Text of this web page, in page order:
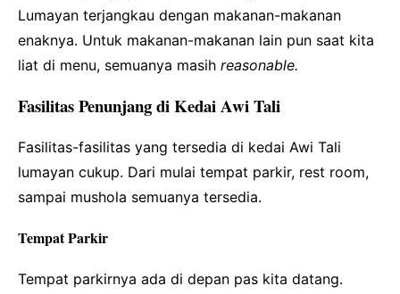
Lumayan terjangkau dengan makanan-makanan
enaknya. Untuk makanan-makanan lain pun saat kita
liat di menu, semuanya masih reasonable.
Fasilitas Penunjang di Kedai Awi Tali
Fasilitas-fasilitas yang tersedia di kedai Awi Tali
lumayan cukup. Dari mulai tempat parkir, rest room,
sampai mushola semuanya tersedia.
Tempat Parkir
Tempat parkirnya ada di depan pas kita datang.